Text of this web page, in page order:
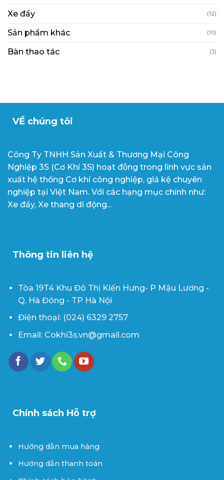
Xe đẩy (12)
Sản phẩm khác (10)
Bàn thao tác (3)
VỀ chúng tôi
Công Ty TNHH Sản Xuất & Thương Mại Công
Nghiệp 3S (Cơ Khí 3S) hoạt động trong lĩnh vực sản
xuất hệ thống Cơ khí công nghiệp, giá kệ chuyên
nghiệp tại Việt Nam. Với các hạng mục chính như:
Xe đẩy, Xe thang di động...
Thông tin liên hệ
Tòa 19T4 Khu Đô Thị Kiến Hưng- P Mậu Lương -
Q. Hà Đông - TP Hà Nội
Điện thoại: (024) 6329 2757
Email: Cokhi3s.vn@gmail.com
Chính sách Hỗ trợ
Hướng dẫn mua hàng
Hướng dẫn thanh toán